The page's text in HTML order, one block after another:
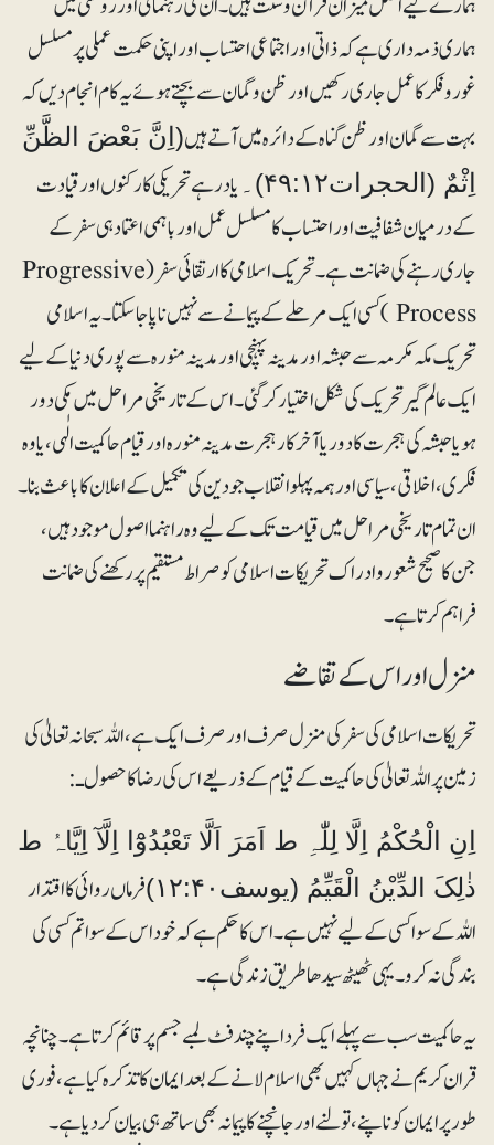
ہماری ذمہ داری ہے کہ ذاتی اور اجتماعی احتساب اور اپنی حکمت عملی پر مسلسل
غور وفکر کا عمل جاری رکھیں اور ظن و گمان سے بچتے ہوئے یہ کام انجام دیں کہ
بہت سے گمان اور ظن گناہ کے دائرہ میں آتے ہیں(اِنَّ بَعْضَ الظَّنِّ
اِثْمٌ (الحجرات۴۹:۱۲)۔
یاد رہے تحریکی کارکنوں اور قیادت
کے درمیان شفافیت اور احتساب کا مسلسل عمل اور باہمی اعتماد ہی سفر کے
جاری رہنے کی ضمانت ہے۔تحریک اسلامی کا ارتقائی سفر (Progressive
Process ) کسی ایک مرحلے کے پیمانے سے نہیں ناپا جاسکتا۔ یہ اسلامی
تحریک مکہ مکرمہ سے حبشہ اور مدینہ پہنچی اور مدینہ منورہ سے پوری دنیا کے لیے
ایک عالم گیرتحریک کی شکل اختیار کر گئی ۔ اس کے تاریخی مراحل میں مکی دور
ہو یا حبشہ کی ہجرت کا دور یا آخر کار ہجرت مدینہ منورہ اور قیام حاکمیت الٰہی، یا وہ
فکری، اخلاقی، سیاسی اور ہمہ پہلو انقلاب جو دین کی تکمیل کے اعلان کا باعث بنا۔
ان تمام تاریخی مراحل میں قیامت تک کے لیے وہ راہنما اصول موجود ہیں ،
جن کا صحیح شعور و ادراک تحریکات اسلامی کو صراط مستقیم پر رکھنے کی ضمانت
فراہم کرتا ہے ۔
منزل اور اس کے تقاضے
تحریکات اسلامی کی سفر کی منزل صرف اور صرف ایک ہے ، اللہ سبحانہ تعالیٰ کی
زمین پر اللہ تعالیٰ کی حاکمیت کے قیام کے ذریعے اس کی رضا کا حصول ـ :
اِنِ الْحُکْمُ اِلَّا لِلّٰہِ ط اَمَرَ اَلَّا تَعْبُدُوْٓا اِلَّآ اِیَّاہُ ط
ذٰلِکَ الدِّیْنُ الْقَیِّمُ (یوسف۱۲:۴۰)
فرماں روائی کا اقتدار
اللہ کے سوا کسی کے لیے نہیں ہے ۔ اس کا حکم ہے کہ خود اس کے سوا تم کسی کی
بندگی نہ کرو۔ یہی ٹھیٹھ سیدھا طریق زندگی ہے ۔
یہ حاکمیت سب سے پہلے ایک فرد اپنے چندفٹ لمبے جسم پر قائم کرتا ہے۔ چنانچہ
قران کریم نے جہاں کہیں بھی اسلام لانے کے بعد ایمان کا تذکرہ کیا ہے، فوری
طور پر ایمان کو ناپنے، تولنے اورجانچنے کا پیمانہ بھی ساتھ ہی بیان کر دیاہے۔